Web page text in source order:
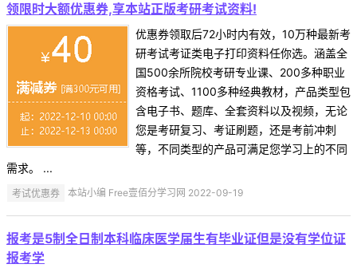
领限时大额优惠券,享本站正版考研考试资料!
优惠券领取后72小时内有效，10万种最新考
研考试考证类电子打印资料任你选。涵盖全
国500余所院校考研专业课、200多种职业
资格考试、1100多种经典教材，产品类型包
含电子书、题库、全套资料以及视频，无论
您是考研复习、考证刷题，还是考前冲刺
等，不同类型的产品可满足您学习上的不同
需求。 ...
考试优惠券 本站小编 Free壹佰分学习网 2022-09-19
报考是5制全日制本科临床医学届生有毕业证但是没有学位证
报考学